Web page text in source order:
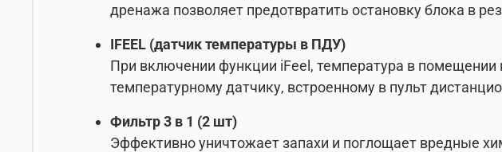
дренажа позволяет предотвратить остановку блока в
IFEEL (датчик температуры в ПДУ)
При включении функции iFeel, температура в помещении
температурному датчику, встроенному в пульт
Фильтр 3 в 1 (2 шт)
Эффективно уничтожает запахи и поглощает вредные